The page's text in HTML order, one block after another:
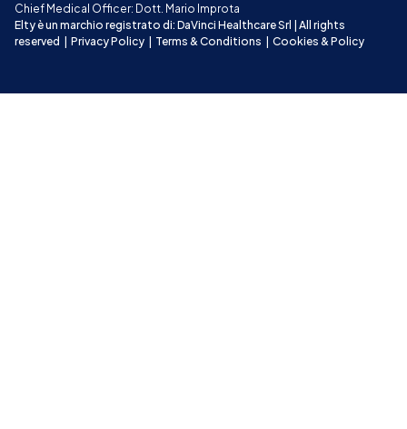
Chief Medical Officer: Dott. Mario Improta
Elty è un marchio registrato di: DaVinci Healthcare Srl | All rights
reserved | Privacy Policy | Terms & Conditions | Cookies & Policy